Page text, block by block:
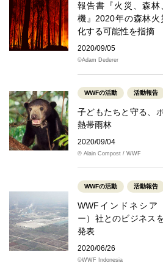
報告書『火災、森
機』2020年の森林
化する可能性を指摘
2020/09/05
©Adam Dederer
WWFの活動 活動報告
子どもたちと守る、
熱帯雨林
2020/09/04
© Alain Compost / WWF
WWFの活動 活動報告
WWFインドネシア
ー）社とのビジネス
発表
2020/06/26
©︎WWF Indonesia